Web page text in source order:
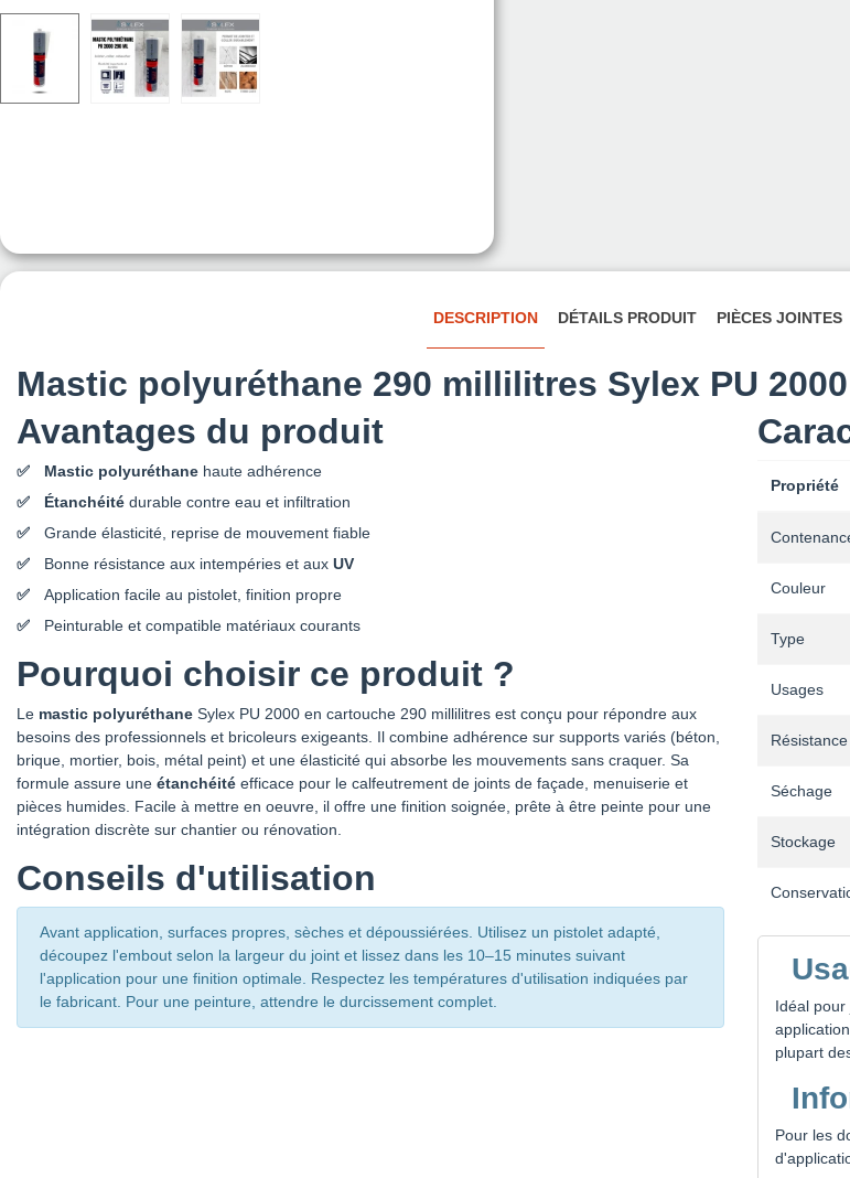
DESCRIPTION DÉTAILS PRODUIT PIÈCES JOINTES
Mastic polyuréthane 290 millilitres Sylex PU 2000
Avantages du produit
Mastic polyuréthane haute adhérence
Étanchéité durable contre eau et infiltration
Grande élasticité, reprise de mouvement fiable
Bonne résistance aux intempéries et aux UV
Application facile au pistolet, finition propre
Peinturable et compatible matériaux courants
Pourquoi choisir ce produit ?
Le mastic polyuréthane Sylex PU 2000 en cartouche 290 millilitres est conçu pour répondre aux
besoins des professionnels et bricoleurs exigeants. Il combine adhérence sur supports variés (béton,
brique, mortier, bois, métal peint) et une élasticité qui absorbe les mouvements sans craquer. Sa
formule assure une étanchéité efficace pour le calfeutrement de joints de façade, menuiserie et
pièces humides. Facile à mettre en oeuvre, il offre une finition soignée, prête à être peinte pour une
intégration discrète sur chantier ou rénovation.
Conseils d'utilisation
Avant application, surfaces propres, sèches et dépoussiérées. Utilisez un pistolet adapté,
découpez l'embout selon la largeur du joint et lissez dans les 10–15 minutes suivant
l'application pour une finition optimale. Respectez les températures d'utilisation indiquées par
le fabricant. Pour une peinture, attendre le durcissement complet.
Propriété
Couleur
Type
Usages
Résistance
Séchage
Stockage
Idéal
plupart
Pour les